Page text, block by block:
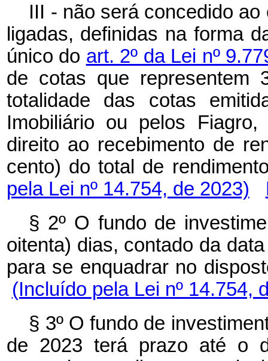
III - não será concedido
ligadas, definidas na forma
único do art. 2º da Lei nº
de cotas que representem
totalidade das cotas
Imobiliário ou pelos
direito ao recebimento de
cento) do total de
pela Lei nº 14.754, de 2023)
§ 2º O fundo de
oitenta) dias, contado da
para se enquadrar no
(Incluído pela Lei nº 14.754,
§ 3º O fundo de
de 2023 terá prazo até o